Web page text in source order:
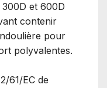
et 600D
contenir
pour
polyvalentes.
61/EC de